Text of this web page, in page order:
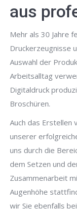
aus
Mehr als 30 Jahre
Druckerzeugnisse
Auswahl der
Arbeitsalltag
Digitaldruck
Broschüren.
Auch das Erstellen
unserer
uns durch die
dem Setzen und
Zusammenarbeit
Augenhöhe
wir Sie ebenfalls